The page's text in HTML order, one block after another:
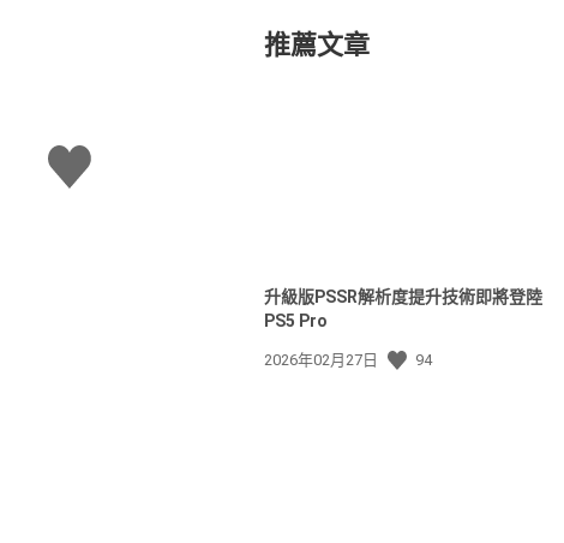
讚
推薦文章
升級版PSSR解析度提升技術即將登陸
PS5 Pro
發
2026年02月27日 94